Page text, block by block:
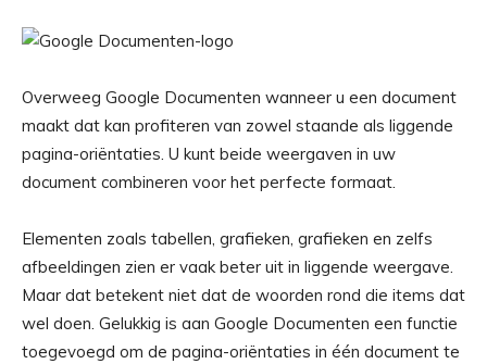
Overweeg Google Documenten wanneer u een document
maakt dat kan profiteren van zowel staande als liggende
pagina-oriëntaties. U kunt beide weergaven in uw
document combineren voor het perfecte formaat.
Elementen zoals tabellen, grafieken, grafieken en zelfs
afbeeldingen zien er vaak beter uit in liggende weergave.
Maar dat betekent niet dat de woorden rond die items dat
wel doen. Gelukkig is aan Google Documenten een functie
toegevoegd om de pagina-oriëntaties in één document te